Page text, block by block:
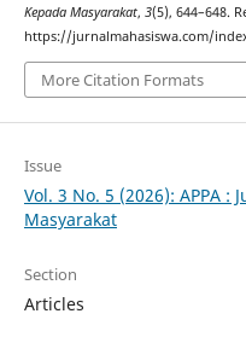
Kepada Masyarakat, 3(5), 644–648.
https://jurnalmahasiswa.com/
More Citation Formats
Issue
Vol. 3 No. 5 (2026): APPA :
Masyarakat
Section
Articles